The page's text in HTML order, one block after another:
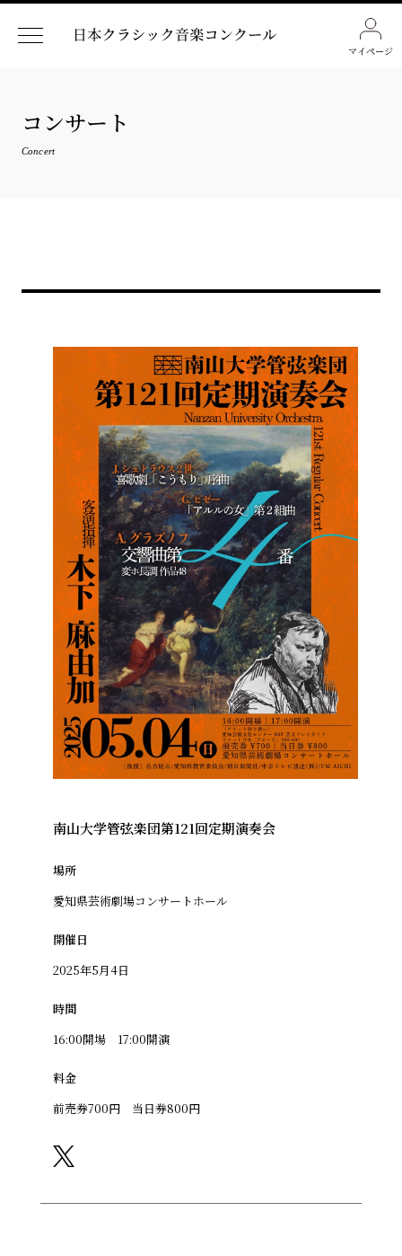
マイページ
コンサート
Concert
南山大学管弦楽団第121回定期演奏会
場所
愛知県芸術劇場コンサートホール
開催日
2025年5月4日
時間
16:00開場 17:00開演
料金
前売券700円 当日券800円